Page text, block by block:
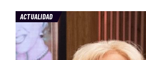
ACTUALIDAD